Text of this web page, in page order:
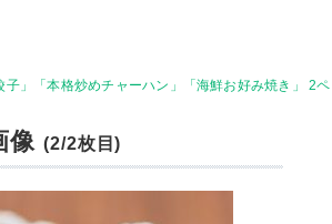
」「本格炒めチャーハン」「海鮮お好み焼き」 2
像(2/2枚目)